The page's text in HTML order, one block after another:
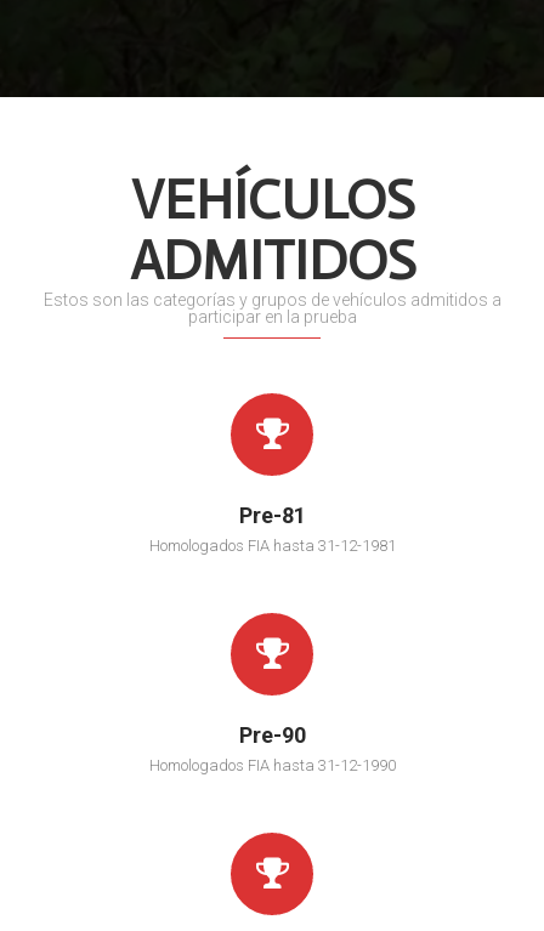
VEHÍCULOS
ADMITIDOS
Estos son las categorías y grupos de vehículos admitidos a
participar en la prueba
Pre-81
Homologados FIA hasta 31-12-1981
Pre-90
Homologados FIA hasta 31-12-1990